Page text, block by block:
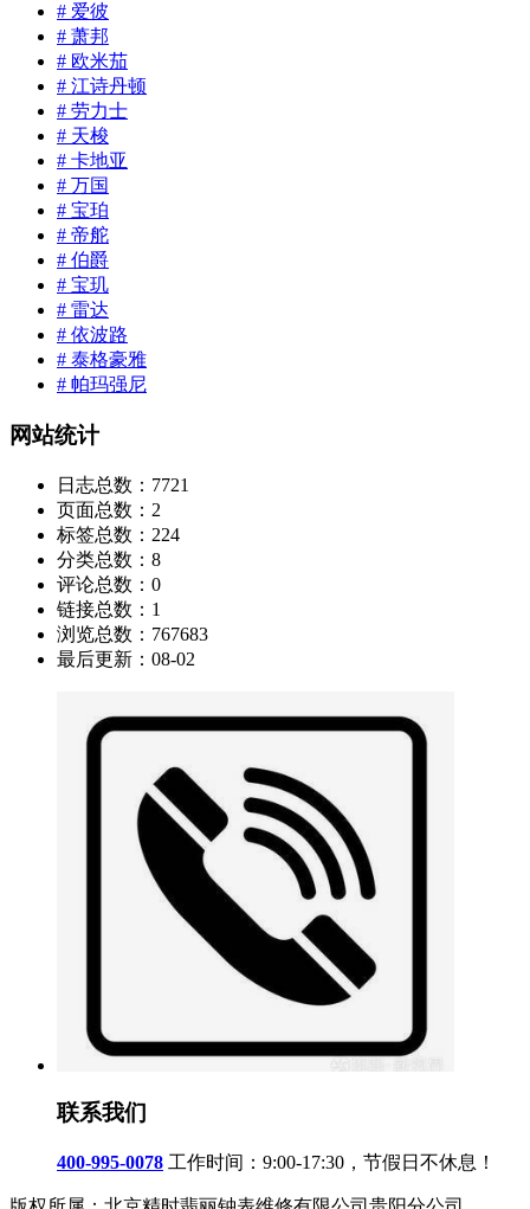
# 爱彼
# 萧邦
# 欧米茄
# 江诗丹顿
# 劳力士
# 天梭
# 卡地亚
# 万国
# 宝珀
# 帝舵
# 伯爵
# 宝玑
# 雷达
# 依波路
# 泰格豪雅
# 帕玛强尼
网站统计
日志总数： 7721
页面总数： 2
标签总数： 224
分类总数： 8
评论总数： 0
链接总数： 1
浏览总数： 767683
最后更新： 08-02
联系我们
400-995-0078 工作时间：9:00-17:30，节假日不休息！